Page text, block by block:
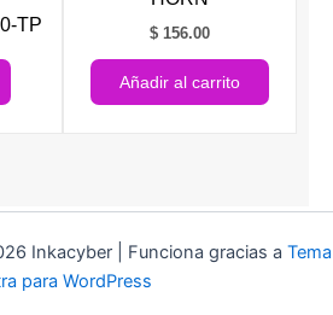
TP $ 156.00
Añadir al carrito
Inkacyber | Funciona gracias a Tema
para WordPress